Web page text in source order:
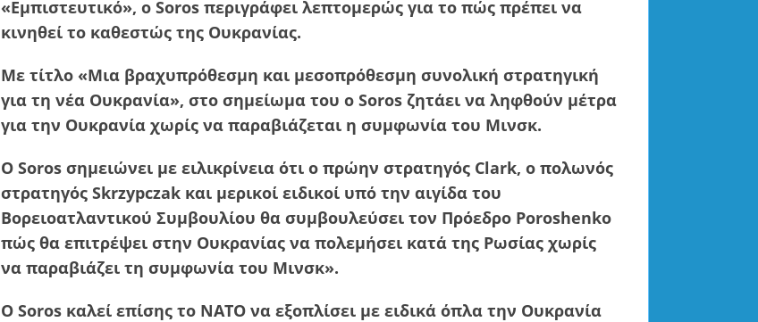
«Εμπιστευτικό», ο Soros περιγράφει λεπτομερώς για το πώς πρέπει να
κινηθεί το καθεστώς της Ουκρανίας.
Με τίτλο «Μια βραχυπρόθεσμη και μεσοπρόθεσμη συνολική στρατηγική
για τη νέα Ουκρανία», στο σημείωμα του ο Soros ζητάει να ληφθούν μέτρα
για την Ουκρανία χωρίς να παραβιάζεται η συμφωνία του Μινσκ.
Ο Soros σημειώνει με ειλικρίνεια ότι ο πρώην στρατηγός Clark, o πολωνός
στρατηγός Skrzypczak και μερικοί ειδικοί υπό την αιγίδα του
Βορειοατλαντικού Συμβουλίου θα συμβουλεύσει τον Πρόεδρο Poroshenko
πώς θα επιτρέψει στην Ουκρανίας να πολεμήσει κατά της Ρωσίας χωρίς
να παραβιάζει τη συμφωνία του Μινσκ».
Ο Soros καλεί επίσης το ΝΑΤΟ να εξοπλίσει με ειδικά όπλα την Ουκρανία